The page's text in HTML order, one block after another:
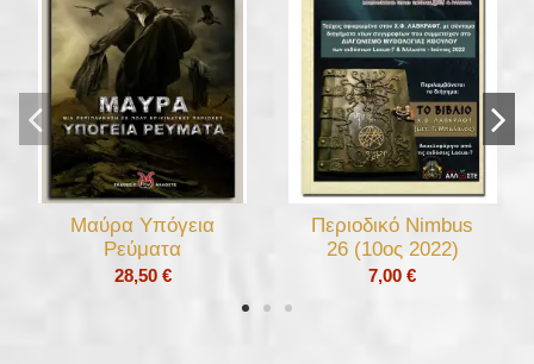
Μαύρα Υπόγεια
Ρεύματα
28,50 €
Περιοδικό Nimbus
26 (10ος 2022)
7,00 €